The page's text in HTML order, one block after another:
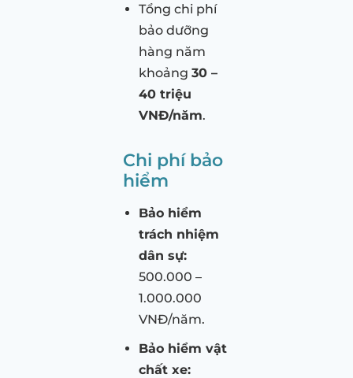
Tổng chi phí
bảo dưỡng
hàng năm
khoảng 30 –
40 triệu
VNĐ/năm.
Chi phí bảo
hiểm
Bảo hiểm
trách nhiệm
dân sự:
500.000 –
1.000.000
VNĐ/năm.
Bảo hiểm vật
chất xe: